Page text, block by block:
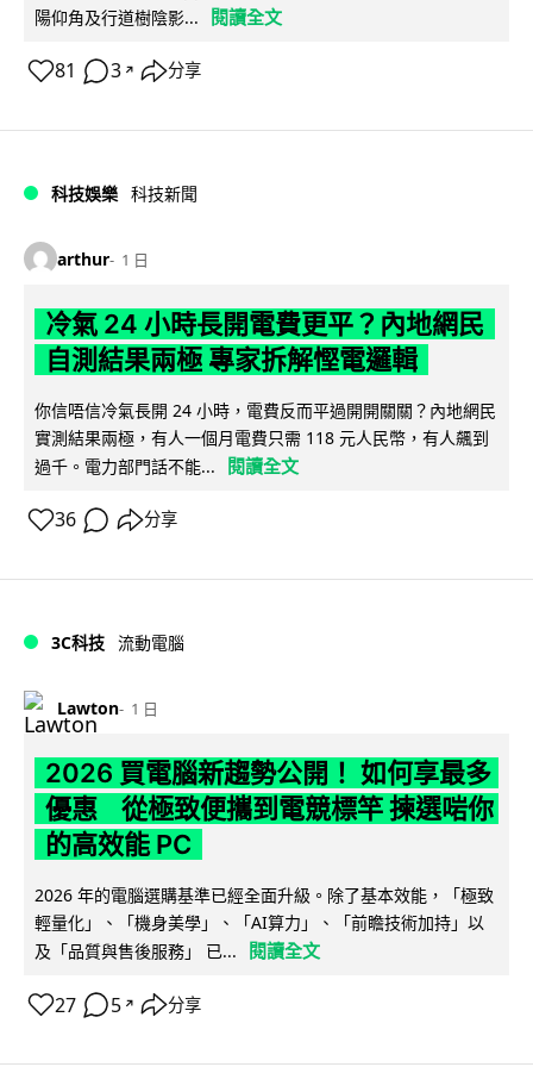
陽仰角及行道樹陰影...
閱讀全文
81 3 ↗ 分享
科技娛樂 科技新聞
arthur 1 日
冷氣 24 小時長開電費更平？內地網民
自測結果兩極 專家拆解慳電邏輯
你信唔信冷氣長開 24 小時，電費反而平過開開關關？內地網民
實測結果兩極，有人一個月電費只需 118 元人民幣，有人飆到
過千。電力部門話不能...
閱讀全文
36 分享
3C科技 流動電腦
Lawton 1 日
2026 買電腦新趨勢公開！ 如何享最多
優惠 從極致便攜到電競標竿 揀選啱你
的高效能 PC
2026 年的電腦選購基準已經全面升級。除了基本效能，「極致
輕量化」、「機身美學」、「AI算力」、「前瞻技術加持」以
及「品質與售後服務」 已...
閱讀全文
27 5 ↗ 分享